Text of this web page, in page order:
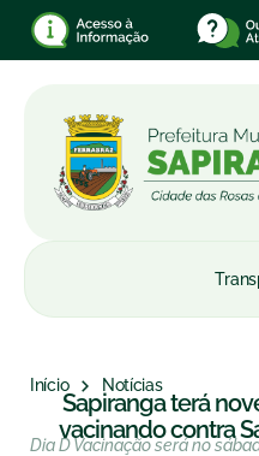
Início Notícias
Sapiranga terá
vacinando contra
Dia D Vacinação será no